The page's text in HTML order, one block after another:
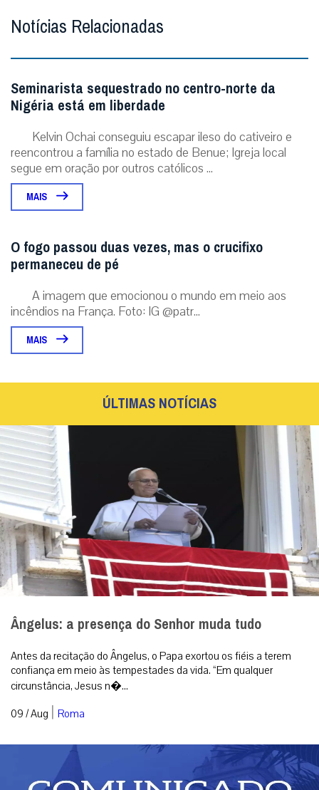
Notícias Relacionadas
Seminarista sequestrado no centro-norte da
Nigéria está em liberdade
Kelvin Ochai conseguiu escapar ileso do cativeiro e
reencontrou a família no estado de Benue; Igreja local
segue em oração por outros católicos ...
MAIS
O fogo passou duas vezes, mas o crucifixo
permaneceu de pé
A imagem que emocionou o mundo em meio aos
incêndios na França. Foto: IG @patr...
MAIS
ÚLTIMAS NOTÍCIAS
Ângelus: a presença do Senhor muda tudo
Antes da recitação do Ângelus, o Papa exortou os fiéis a terem
confiança em meio às tempestades da vida. “Em qualquer
circunstância, Jesus n�...
09 / Aug | Roma